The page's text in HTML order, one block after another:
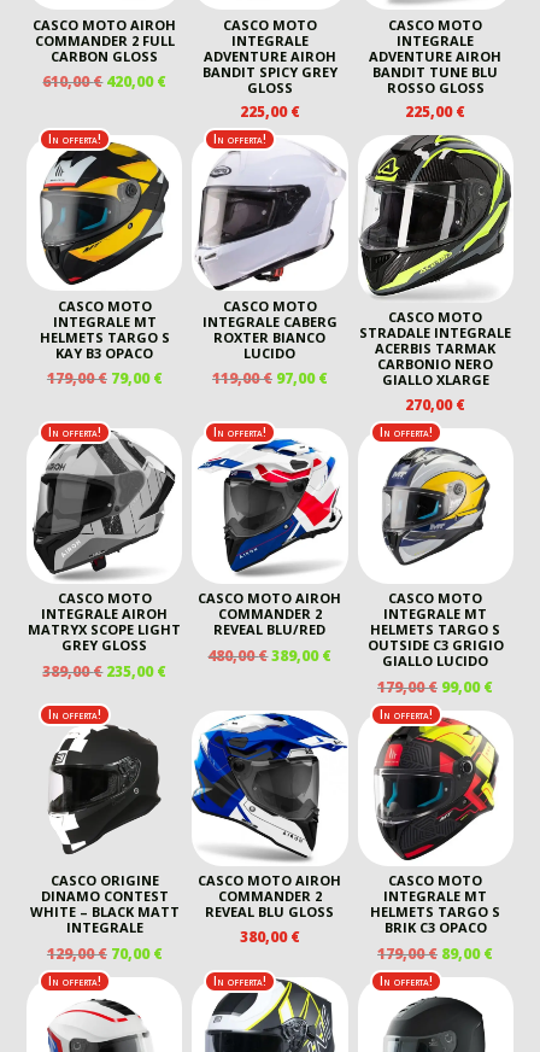
CASCO MOTO AIROH
COMMANDER 2 FULL
CARBON GLOSS
610,00€ IL
ERA:
610,00 €.
420,00€IL
ATTUALE
È:
420,00 €.
CASCO MOTO
INTEGRALE
ADVENTURE AIROH
BANDIT SPICY GREY
GLOSS
225,00€
CASCO MOTO
INTEGRALE
ADVENTURE AIROH
BANDIT TUNE BLU
ROSSO GLOSS
225,00€
In offerta!
CASCO MOTO
INTEGRALE MT
HELMETS TARGO S
KAY B3 OPACO
179,00€ IL
ERA:
179,00 €.
79,00€IL
ATTUALE
È:
79,00 €.
In offerta!
CASCO MOTO
INTEGRALE CABERG
ROXTER BIANCO
LUCIDO
119,00€ IL
ERA:
119,00 €.
97,00€IL
ATTUALE
È:
97,00 €.
CASCO MOTO
STRADALE INTEGRALE
ACERBIS TARMAK
CARBONIO NERO
GIALLO XLARGE
270,00€
In offerta!
CASCO MOTO
INTEGRALE AIROH
MATRYX SCOPE LIGHT
GREY GLOSS
389,00€ IL
ORIGINALE
ERA:
389,00 €.
235,00€IL
ATTUALE
235,00 €.
In offerta!
CASCO MOTO AIROH
COMMANDER 2
REVEAL BLU/RED
480,00€IL
ERA:
480,00 €.
389,00€IL
ATTUALE
È:
389,00 €.
In offerta!
CASCO MOTO
INTEGRALE MT
HELMETS TARGO S
OUTSIDE C3 GRIGIO
GIALLO LUCIDO
179,00€ IL
PREZZO
ORIGINALE
ERA:
179,00 €.
99,00€IL
È:
99,00
In offerta!
CASCO ORIGINE
DINAMO CONTEST
WHITE – BLACK MATT
INTEGRALE
129,00€ IL
PREZZO
ORIGINALE
ERA:
129,00 €.
70,00€IL
PREZZO
ATTUALE
70,00 €.
CASCO MOTO AIROH
COMMANDER 2
REVEAL BLU GLOSS
380,00€
In offerta!
CASCO MOTO
INTEGRALE MT
HELMETS TARGO S
BRIK C3 OPACO
179,00€ IL
PREZZO
ORIGINALE
ERA:
179,00 €.
89,00€IL
In offerta! In offerta! In offerta!